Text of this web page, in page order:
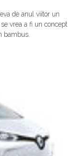
de anul viitor un
vrea a fi un concept
bambus.